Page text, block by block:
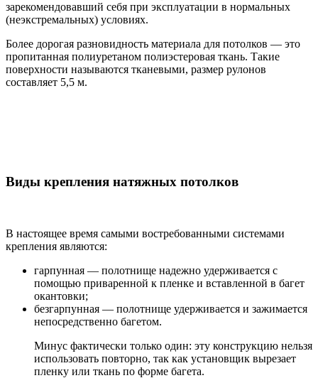
зарекомендовавший себя при эксплуатации в нормальных
(неэкстремальных) условиях.
Более дорогая разновидность материала для потолков — это
пропитанная полиуретаном полиэстеровая ткань. Такие
поверхности называются тканевыми, размер рулонов
составляет 5,5 м.
Виды крепления натяжных потолков
В настоящее время самыми востребованными системами
крепления являются:
гарпунная — полотнище надежно удерживается с
помощью приваренной к пленке и вставленной в багет
окантовки;
безгарпунная — полотнище удерживается и зажимается
непосредственно багетом.
Минус фактически только один: эту конструкцию нельзя
использовать повторно, так как установщик вырезает
пленку или ткань по форме багета.